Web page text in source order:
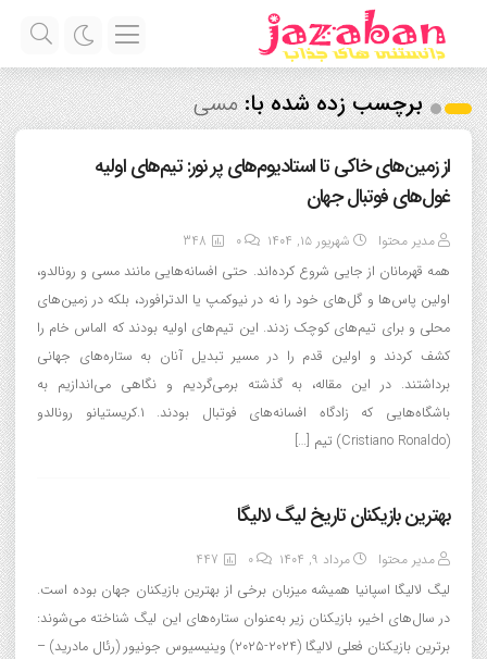
برچسب زده شده با:مسی
از زمین‌های خاکی تا استادیوم‌های پر نور: تیم‌های اولیه
غول‌های فوتبال جهان
مدیر محتوا شهریور ۱۵, ۱۴۰۴ 0
348
همه قهرمانان از جایی شروع کرده‌اند. حتی افسانه‌هایی مانند مسی و رونالدو،
اولین پاس‌ها و گل‌های خود را نه در نیوکمپ یا الدترافورد، بلکه در زمین‌های
محلی و برای تیم‌های کوچک زدند. این تیم‌های اولیه بودند که الماس خام را
کشف کردند و اولین قدم را در مسیر تبدیل آنان به ستاره‌های جهانی
برداشتند. در این مقاله، به گذشته برمی‌گردیم و نگاهی می‌اندازیم به
باشگاه‌هایی که زادگاه افسانه‌های فوتبال بودند. ۱.کریستیانو رونالدو
(Cristiano Ronaldo) تیم […]
بهترین بازیکنان تاریخ لیگ لالیگا
مدیر محتوا مرداد ۹, ۱۴۰۴ 0
447
لیگ لالیگا اسپانیا همیشه میزبان برخی از بهترین بازیکنان جهان بوده است.
در سال‌های اخیر، بازیکنان زیر به‌عنوان ستاره‌های این لیگ شناخته می‌شوند:
برترین بازیکنان فعلی لالیگا (۲۰۲۴-۲۰۲۵) وینیسیوس جونیور (رئال مادرید) –